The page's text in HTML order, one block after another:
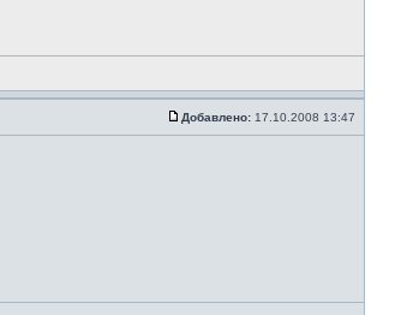
Добавлено: 17.10.2008 13:47